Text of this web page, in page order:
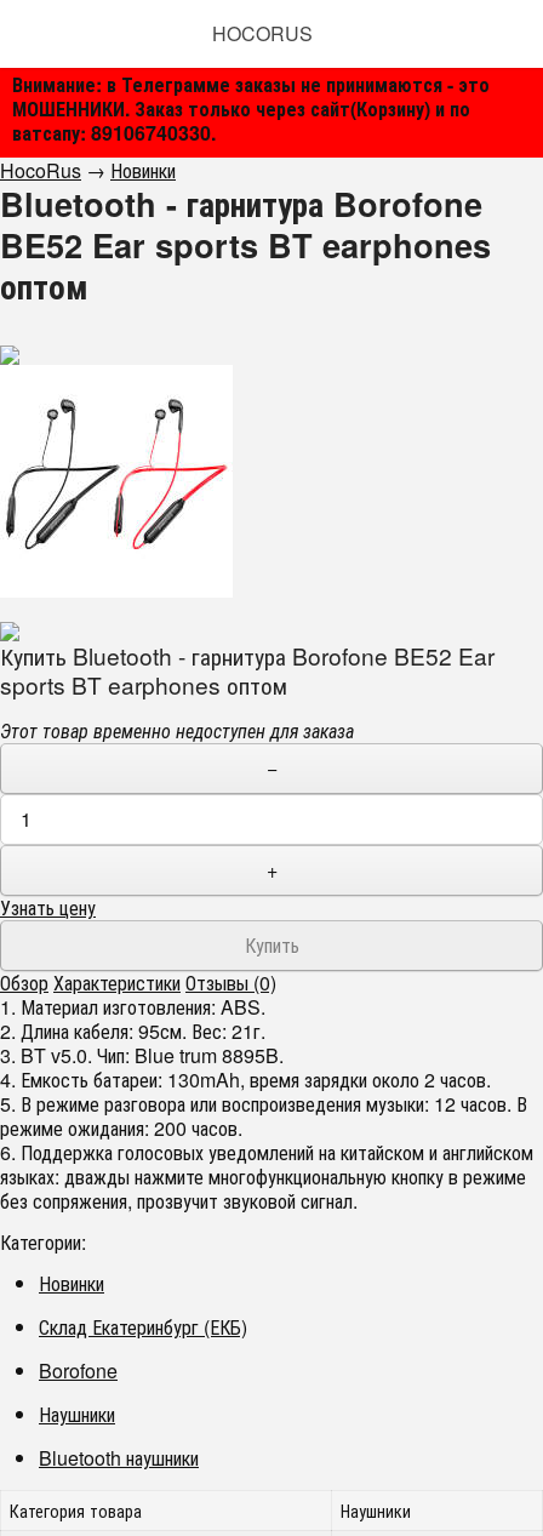
Внимание: в Телеграмме заказы не принимаются - это
МОШЕННИКИ. Заказ только через сайт(Корзину) и по
ватсапу: 89106740330.
HOCORUS
HocoRus → Новинки
Bluetooth - гарнитура Borofone
BE52 Ear sports BT earphones
оптом
Купить Bluetooth - гарнитура Borofone BE52 Ear
sports BT earphones оптом
Этот товар временно недоступен для заказа
−
+
Узнать цену
ОбзорХарактеристикиОтзывы (0)
1. Материал изготовления: ABS.
2. Длина кабеля: 95см. Вес: 21г.
3. BT v5.0. Чип: Blue trum 8895B.
4. Емкость батареи: 130mAh, время зарядки около 2 часов.
5. В режиме разговора или воспроизведения музыки: 12 часов. В
режиме ожидания: 200 часов.
6. Поддержка голосовых уведомлений на китайском и английском
языках: дважды нажмите многофункциональную кнопку в режиме
без сопряжения, прозвучит звуковой сигнал.
Категории:
Новинки
Склад Екатеринбург (ЕКБ)
Borofone
Наушники
Bluetooth наушники
Категория товара
Наушники